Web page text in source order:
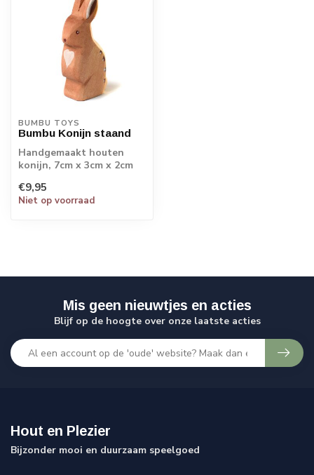
BUMBU TOYS
Bumbu Konijn staand
Handgemaakt houten
konijn, 7cm x 3cm x 2cm
€9,95
Niet op voorraad
Mis geen nieuwtjes en acties
Blijf op de hoogte over onze laatste acties
Hout en Plezier
Bijzonder mooi en duurzaam speelgoed